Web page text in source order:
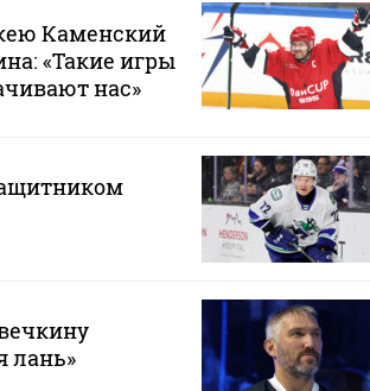
Каменский
«Такие игры
нас»
лань»